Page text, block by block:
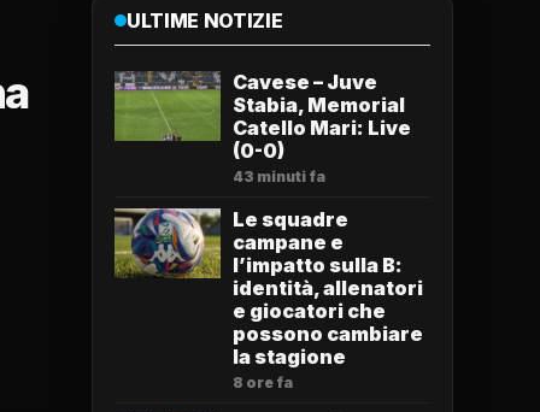
ULTIME NOTIZIE
Cavese – Juve
Stabia, Memorial
Catello Mari: Live
(0-0)
43 minuti fa
Le squadre
campane e
l’impatto sulla B:
identità, allenatori
e giocatori che
possono cambiare
la stagione
8 ore fa